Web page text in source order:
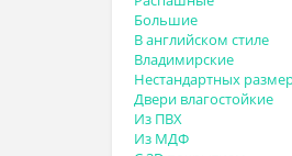
Большие
В английском стиле
Владимирские
Нестандартных
Двери влагостойкие
Из ПВХ
Из МДФ